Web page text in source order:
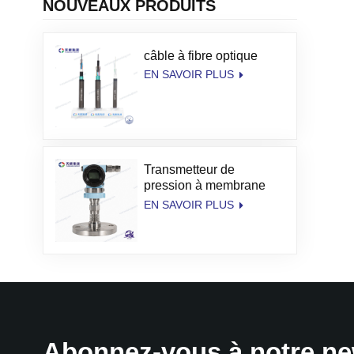
NOUVEAUX PRODUITS
câble à fibre optique
EN SAVOIR PLUS
Transmetteur de
pression à membrane
haute température
EN SAVOIR PLUS